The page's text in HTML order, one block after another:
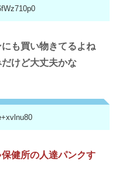
も買い物きてるよね
けど大丈夫かな
健所の人達パンクす